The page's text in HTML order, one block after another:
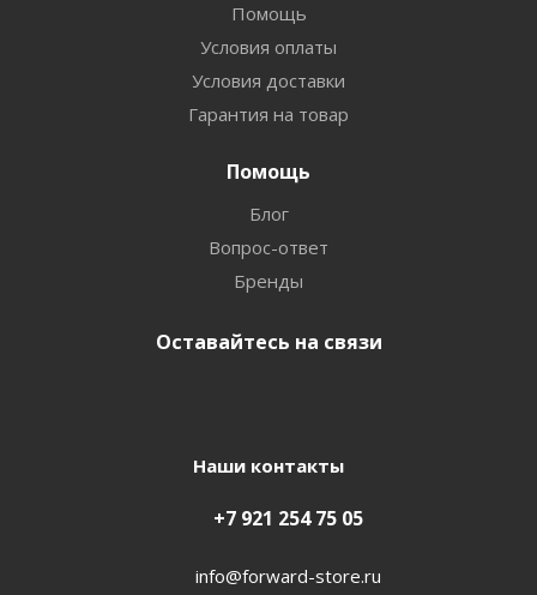
Помощь
Условия оплаты
Условия доставки
Гарантия на товар
Помощь
Блог
Вопрос-ответ
Бренды
Оставайтесь на связи
Наши контакты
+7 921 254 75 05
info@forward-store.ru